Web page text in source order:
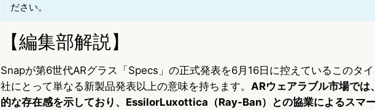
ださい。
【編集部解説】
Snapが第6世代ARグラス「Specs」の正式発表を6月16日に控えているこのタ
社にとって単なる新製品発表以上の意味を持ちます。 ARウェアラブル市場では
的な存在感を示しており、EssilorLuxottica（Ray-Ban）との協業によるスマ